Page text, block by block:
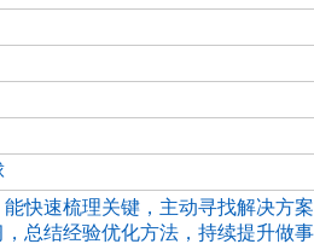
快速梳理关键，主动寻找解决方
总结经验优化方法，持续提升做